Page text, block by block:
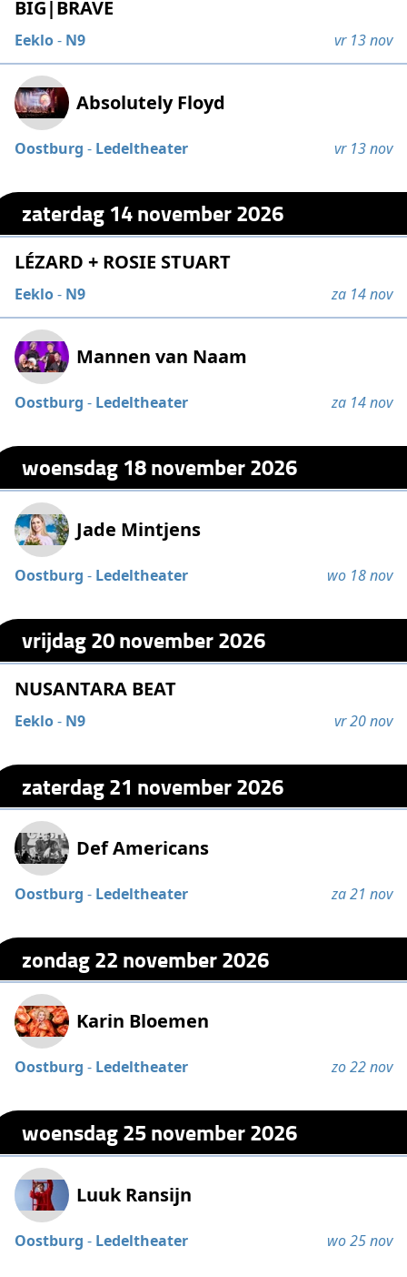
BIG|BRAVE
Eeklo- N9 vr 13 nov
Absolutely Floyd
Oostburg - Ledeltheater vr 13 nov
zaterdag 14 november 2026
LÉZARD + ROSIE STUART
Eeklo- N9 za 14 nov
Mannen van Naam
Oostburg - Ledeltheater za 14 nov
woensdag 18 november 2026
Jade Mintjens
Oostburg - Ledeltheater wo 18 nov
vrijdag 20 november 2026
NUSANTARA BEAT
Eeklo- N9 vr 20 nov
zaterdag 21 november 2026
Def Americans
Oostburg - Ledeltheater za 21 nov
zondag 22 november 2026
Karin Bloemen
Oostburg - Ledeltheater zo 22 nov
woensdag 25 november 2026
Luuk Ransijn
Oostburg - Ledeltheater wo 25 nov